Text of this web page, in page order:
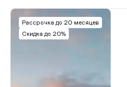
Рассрочка до 20 месяцев
Скидка до 20%